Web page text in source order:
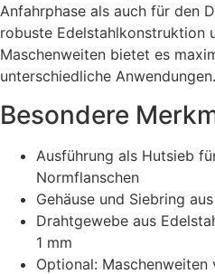
Anfahrphase als auch für den
robuste Edelstahlkonstruktion
Maschenweiten bietet es
unterschiedliche Anwendungen.
Besondere
Ausführung als Hutsieb
Normflanschen
Gehäuse und Siebring
Drahtgewebe aus
1 mm
Optional: